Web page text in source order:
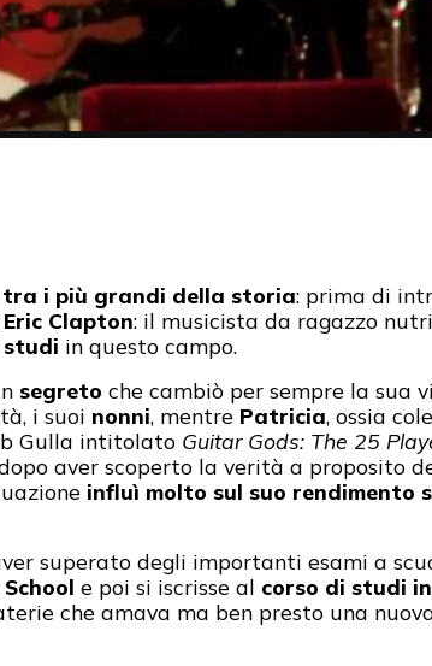
tra i più grandi della storia: prima di
Eric Clapton: il musicista da ragazzo
studi in questo campo.
segreto che cambiò per sempre la sua
i suoi nonni, mentre Patricia, ossia
Gulla intitolato Guitar Gods: The 25
aver scoperto la verità a proposito
influì molto sul suo rendimento
superato degli importanti esami a
e poi si iscrisse al corso di studi
che amava ma ben presto una